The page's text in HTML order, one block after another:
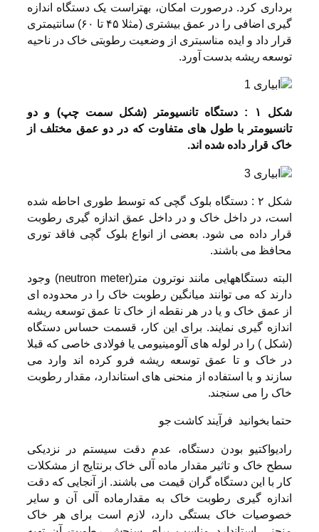
برداری کرد. درصورت امکان، بهتراست یک دستگاه اندازه
گیری اضافی را در عمق بیشتری (مثلا ۴۵ تا ۶۰) سانتیمتری
قرار داد و ایده مناسبتری از وضعیت رطوبتی خاک در ناحیه
توسعه ریشه بدست آورد.
شکل ۱ : دستگاه تانسیومتر (شکل سمت چپ) و دو
تانسیومتر با طول های متفاوت که در دو عمق مختلف از
خاک قرار داده شده اند.
شکل ۲ : دستگاه بلوک گچی که توسط طوری احاطه شده
است، در داخل خاک و در داخل عمق اندازه گیری رطوبت
قرار داده می شود. بعضی از انواع بلوک گچی فاقد توری
محافظ می باشند.
البته دستگاههایی مانند نوترون متر(neutron meter) وجود
دارند که می توانند میانگین رطوبت خاک را در محدوده ای
از عمق خاک و یا در هر نقطه از خاک تا عمق توسعه ریشه
اندازه گیری نمایند. برای این کار، قسمت حساس دستگاه
(شکل ) را در لوله های آلومینیومی یا فولادی خاصی که قبلا
در خاک و تا عمق توسعه ریشه فرو کرده اند وارد می
سازند و با استفاده از منحنی های استاندارد، مقدار رطوبت
خاک را می سنجند.
حتما بخوانید فرآیند کاشت جو
رادیواکتیو بودن دستگاه، عدم دقت سیستم در نزدیکی
سطح خاک و تاثیر مقدار ماده آلی خاک برنتایج از مشکلات
کار با این دستگاه گران قیمت می باشند. از آنجایی که دقت
اندازه گیری رطوبت خاک به مقدارماده آلی آن و سایر
خصوصیات خاک بستگی دارد، لازم است برای هر خاک